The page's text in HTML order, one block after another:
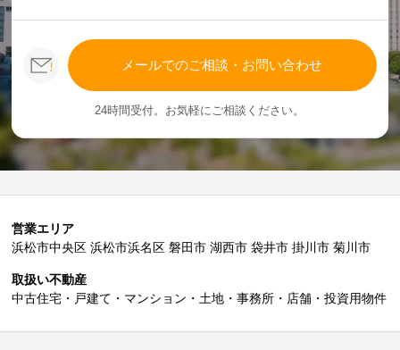
メールでのご相談・お問い合わせ
24時間受付。お気軽にご相談ください。
営業エリア
浜松市中央区 浜松市浜名区 磐田市 湖西市 袋井市 掛川市 菊川市
取扱い不動産
中古住宅・戸建て・マンション・土地・事務所・店舗・投資用物件